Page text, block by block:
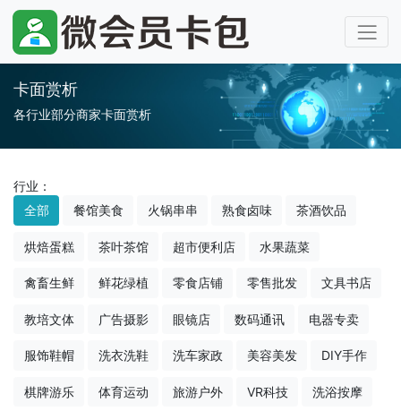
卡面赏析
各行业部分商家卡面赏析
行业：
全部
餐馆美食 火锅串串 熟食卤味 茶酒饮品
烘焙蛋糕 茶叶茶馆 超市便利店 水果蔬菜
禽畜生鲜 鲜花绿植 零食店铺 零售批发 文具书店
教培文体 广告摄影 眼镜店 数码通讯 电器专卖
服饰鞋帽 洗衣洗鞋 洗车家政 美容美发 DIY手作
棋牌游乐 体育运动 旅游户外 VR科技 洗浴按摩